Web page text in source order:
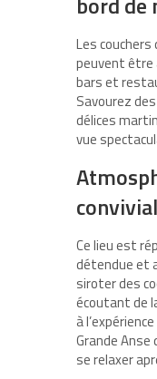
Les couchers
peuvent être
bars et
Savourez des
délices
vue
Ce lieu est
détendue et
siroter des
écoutant de
à
Grande Anse
se relaxer